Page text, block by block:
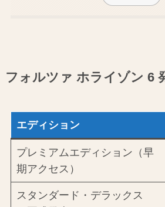
フォルツァ ホライゾン 6
エディション
プレミアムエディション（早
期アクセス）
スタンダード・デラックス